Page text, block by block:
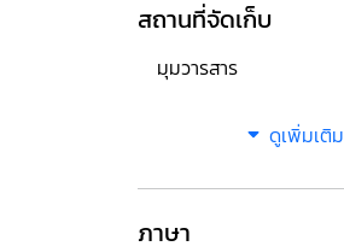
สถานที่จัดเก็บ
มุมวารสาร
ดูเพิ่มเติม
ภาษา